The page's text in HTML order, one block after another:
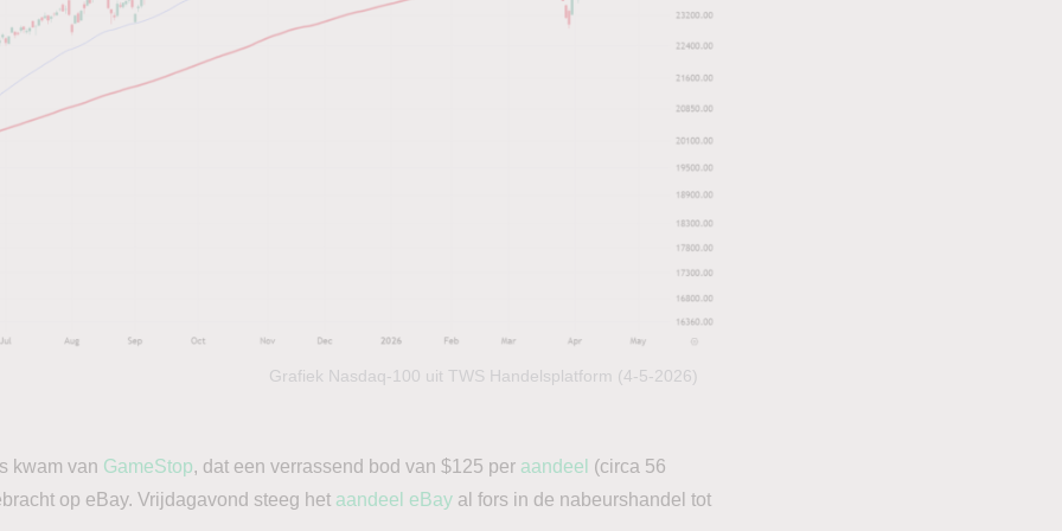
Grafiek Nasdaq-100 uit TWS Handelsplatform (4-5-2026)
kwam van GameStop, dat een verrassend bod van $125 per aandeel (circa 56
op eBay. Vrijdagavond steeg het aandeel eBayal fors in de nabeurshandel tot